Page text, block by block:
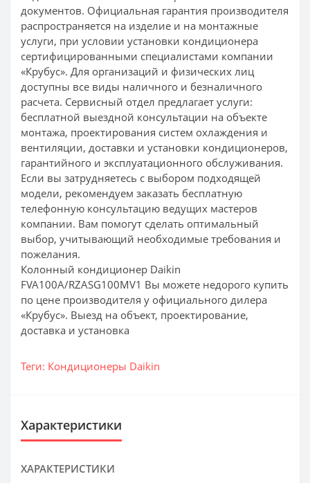
документов. Официальная гарантия производителя
распространяется на изделие и на монтажные
услуги, при условии установки кондиционера
сертифицированными специалистами компании
«Крубус». Для организаций и физических лиц
доступны все виды наличного и безналичного
расчета. Сервисный отдел предлагает услуги:
бесплатной выездной консультации на объекте
монтажа, проектирования систем охлаждения и
вентиляции, доставки и установки кондиционеров,
гарантийного и эксплуатационного обслуживания.
Если вы затрудняетесь с выбором подходящей
модели, рекомендуем заказать бесплатную
телефонную консультацию ведущих мастеров
компании. Вам помогут сделать оптимальный
выбор, учитывающий необходимые требования и
пожелания.
Колонный кондиционер Daikin
FVA100A/RZASG100MV1 Вы можете недорого купить
по цене производителя у официального дилера
«Крубус». Выезд на объект, проектирование,
доставка и установка
Теги: Кондиционеры Daikin
Характеристики
ХАРАКТЕРИСТИКИ